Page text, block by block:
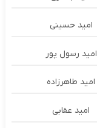
امید حسینی
امید رسول پور
امید طاهرزاده
امید عقابی